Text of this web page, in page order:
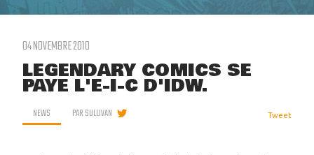
04 NOVEMBRE 2010
LEGENDARY COMICS SE
PAYE L'E-I-C D'IDW.
NEWS PARSULLIVAN Tweet